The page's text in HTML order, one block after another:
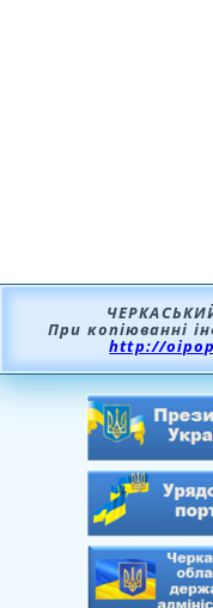
При копіюванні
http://